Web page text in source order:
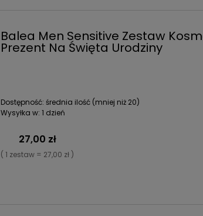
Balea Men Sensitive Zestaw
Prezent Na Święta Urodziny
Dostępność: średnia ilość (mniej niż 20)
Wysyłka w: 1 dzień
27,00 zł
( 1 zestaw = 27,00 zł )